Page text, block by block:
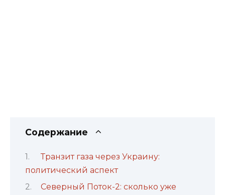
Содержание
Транзит газа через Украину:
политический аспект
Северный Поток-2: сколько уже